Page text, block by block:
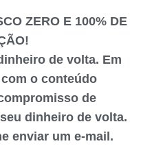
ZERO E 100% DE
de volta. Em
o conteúdo
de
dinheiro de volta.
enviar um e-mail.